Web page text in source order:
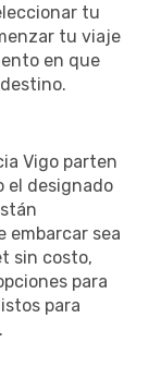
tu
tu viaje
en que
Vigo parten
el designado
embarcar sea
sin costo,
para
para